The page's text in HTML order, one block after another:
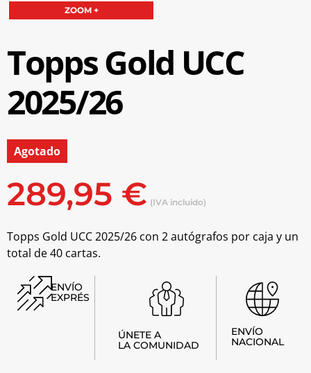
ZOOM +
Topps Gold UCC
2025/26
Agotado
289,95 € (IVA incluido)
Topps Gold UCC 2025/26 con 2 autógrafos por caja y un
total de 40 cartas.
ENVÍO
EXPRÉS
ÚNETE A
LA COMUNIDAD
ENVÍO
NACIONAL